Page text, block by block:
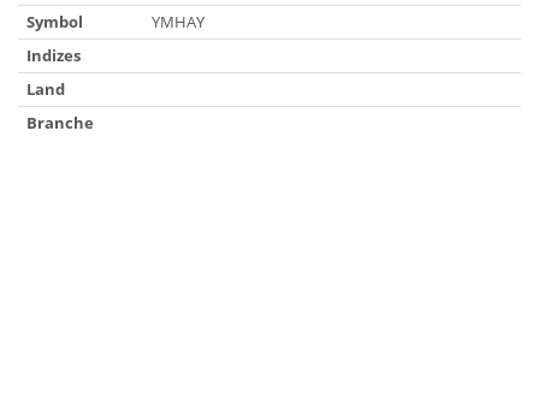
Symbol
YMHAY
Indizes
Land
Branche